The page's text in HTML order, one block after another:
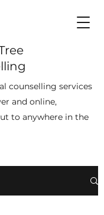
counselling services
and online,
to anywhere in the